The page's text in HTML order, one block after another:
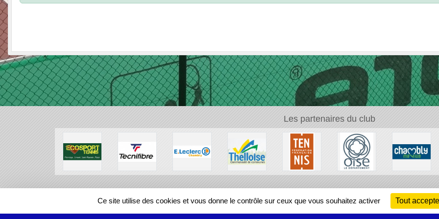
Les partenaires du club
REGIONS
Ce site utilise des cookies et vous donne le contrôle sur ceux que vous souhaitez activer Tout